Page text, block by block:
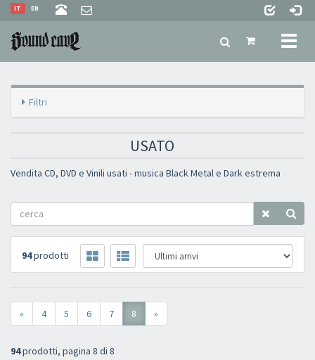
EN
IT
Filtri
USATO
Vendita CD, DVD e Vinili usati - musica Black Metal e Dark estrema
94prodotti
« 4 5 6 7 8 »
94prodotti, pagina 8 di 8